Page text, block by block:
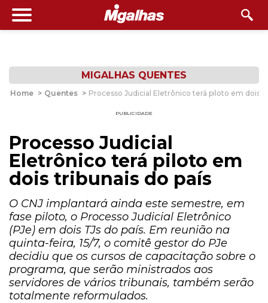
MIGALHAS QUENTES
Home > Quentes > Processo Judicial Eletrônico terá piloto em dois
PUBLICIDADE
Processo Judicial
Eletrônico terá piloto em
dois tribunais do país
O CNJ implantará ainda este semestre, em
fase piloto, o Processo Judicial Eletrônico
(PJe) em dois TJs do país. Em reunião na
quinta-feira, 15/7, o comitê gestor do PJe
decidiu que os cursos de capacitação sobre o
programa, que serão ministrados aos
servidores de vários tribunais, também serão
totalmente reformulados.